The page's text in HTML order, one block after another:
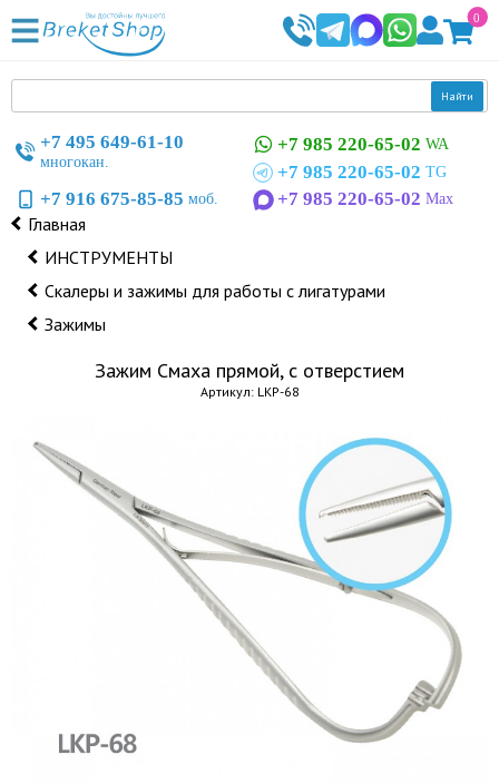
0
Найти
+7 495 649-61-10
многокан.
+7 916 675-85-85 моб.
+7 985 220-65-02 WA
+7 985 220-65-02 TG
+7 985 220-65-02 Max
Главная
ИНСТРУМЕНТЫ
Скалеры и зажимы для работы с лигатурами
Зажимы
Зажим Смаха прямой, с отверстием
Артикул: LKP-68